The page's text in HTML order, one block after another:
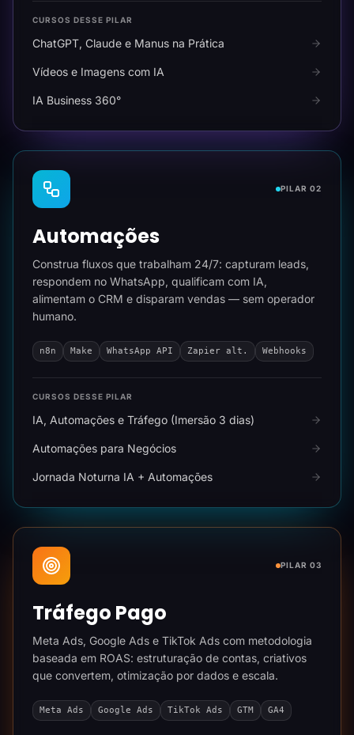
CURSOS DESSE PILAR
ChatGPT, Claude e Manus na Prática
Vídeos e Imagens com IA
IA Business 360°
PILAR 02
Automações
Construa fluxos que trabalham 24/7: capturam leads,
respondem no WhatsApp, qualificam com IA,
alimentam o CRM e disparam vendas — sem operador
humano.
n8n Make WhatsApp API Zapier alt. Webhooks
CURSOS DESSE PILAR
IA, Automações e Tráfego (Imersão 3 dias)
Automações para Negócios
Jornada Noturna IA + Automações
PILAR 03
Tráfego Pago
Meta Ads, Google Ads e TikTok Ads com metodologia
baseada em ROAS: estruturação de contas, criativos
que convertem, otimização por dados e escala.
Meta Ads Google Ads TikTok Ads GTM GA4